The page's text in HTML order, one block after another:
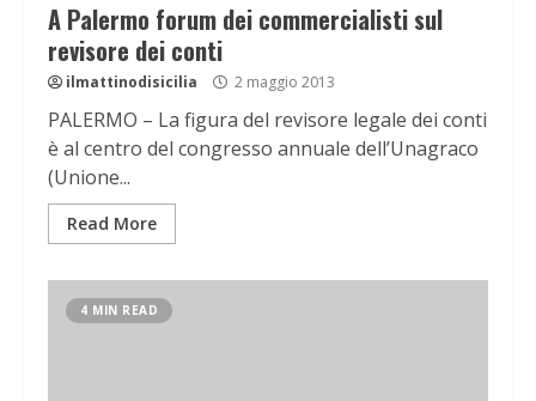
A Palermo forum dei commercialisti sul
revisore dei conti
ilmattinodisicilia 2 maggio 2013
PALERMO – La figura del revisore legale dei conti
è al centro del congresso annuale dell’Unagraco
(Unione...
Read More
4 MIN READ